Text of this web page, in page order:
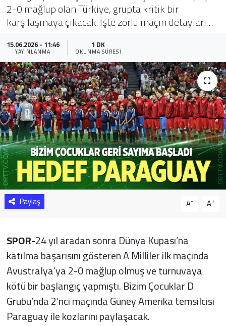
2-0 mağlup olan Türkiye, grupta kritik bir
karşılaşmaya çıkacak. İşte zorlu maçın detayları…
15.06.2026 - 11:46
YAYINLANMA
1 DK
OKUNMA SÜRESI
Paylaş A- A+
SPOR-24 yıl aradan sonra Dünya Kupası’na
katılma başarısını gösteren A Milliler ilk maçında
Avustralya’ya 2-0 mağlup olmuş ve turnuvaya
kötü bir başlangıç yapmıştı. Bizim Çocuklar D
Grubu’nda 2’nci maçında Güney Amerika temsilcisi
Paraguay ile kozlarını paylaşacak.
Yaşam
Sağlık
Yazarlar
Resmi İlan
Resmi Reklam